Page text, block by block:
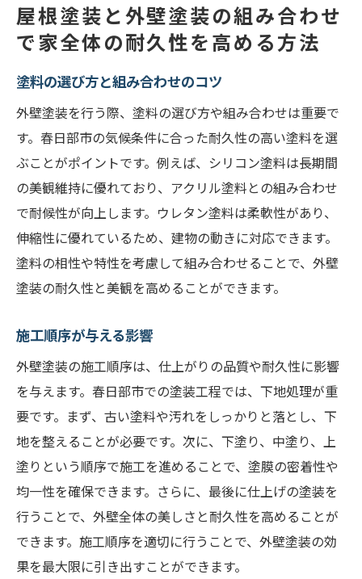
屋根塗装と外壁塗装の組み合わせ
で家全体の耐久性を高める方法
塗料の選び方と組み合わせのコツ
外壁塗装を行う際、塗料の選び方や組み合わせは重要で
す。春日部市の気候条件に合った耐久性の高い塗料を選
ぶことがポイントです。例えば、シリコン塗料は長期間
の美観維持に優れており、アクリル塗料との組み合わせ
で耐候性が向上します。ウレタン塗料は柔軟性があり、
伸縮性に優れているため、建物の動きに対応できます。
塗料の相性や特性を考慮して組み合わせることで、外壁
塗装の耐久性と美観を高めることができます。
施工順序が与える影響
外壁塗装の施工順序は、仕上がりの品質や耐久性に影響
を与えます。春日部市での塗装工程では、下地処理が重
要です。まず、古い塗料や汚れをしっかりと落とし、下
地を整えることが必要です。次に、下塗り、中塗り、上
塗りという順序で施工を進めることで、塗膜の密着性や
均一性を確保できます。さらに、最後に仕上げの塗装を
行うことで、外壁全体の美しさと耐久性を高めることが
できます。施工順序を適切に行うことで、外壁塗装の効
果を最大限に引き出すことができます。